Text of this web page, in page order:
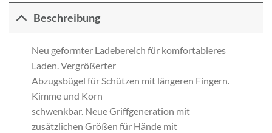
Beschreibung
Neu geformter Ladebereich für komfortableres
Laden. Vergrößerter
Abzugsbügel für Schützen mit längeren Fingern.
Kimme und Korn
schwenkbar. Neue Griffgeneration mit
zusätzlichen Größen für Hände mit